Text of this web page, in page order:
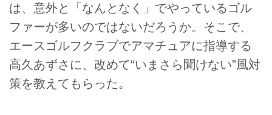
は、意外と「なんとなく」でやっているゴル
ファーが多いのではないだろうか。そこで、
エースゴルフクラブでアマチュアに指導する
高久あずさに、改めて“いまさら聞けない”風対
策を教えてもらった。